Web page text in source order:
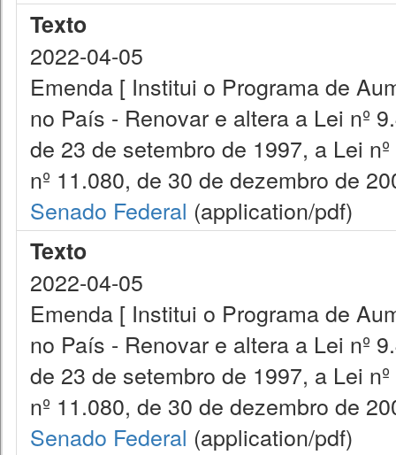
Texto
2022-04-05
Emenda [ Institui o Programa de
no País - Renovar e altera a Lei nº
de 23 de setembro de 1997, a Lei
nº 11.080, de 30 de dezembro de
Senado Federal (application/pdf)
Texto
2022-04-05
Emenda [ Institui o Programa de
no País - Renovar e altera a Lei nº
de 23 de setembro de 1997, a Lei
nº 11.080, de 30 de dezembro de
Senado Federal (application/pdf)